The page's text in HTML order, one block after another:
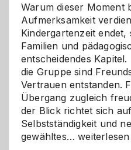
Warum dieser Moment
Aufmerksamkeit
Kindergartenzeit endet,
Familien und
entscheidendes
die Gruppe sind
Vertrauen entstanden.
Übergang zugleich
der Blick richtet sich
Selbstständigkeit und
gewähltes…Abschied
weiterlesen